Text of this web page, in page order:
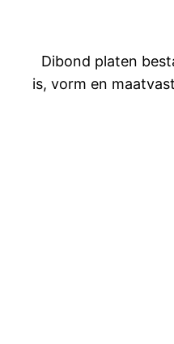
Dibond platen
is, vorm en